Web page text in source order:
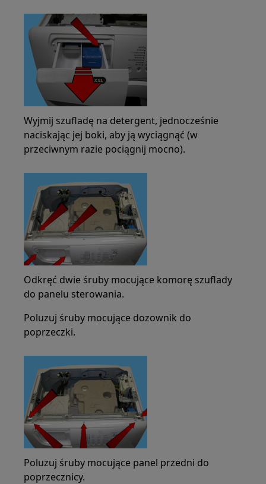
Wyjmij szufladę na detergent, jednocześnie
naciskając jej boki, aby ją wyciągnąć (w
przeciwnym razie pociągnij mocno).
Odkręć dwie śruby mocujące komorę szuflady
do panelu sterowania.
Poluzuj śruby mocujące dozownik do
poprzeczki.
Poluzuj śruby mocujące panel przedni do
poprzecznicy.